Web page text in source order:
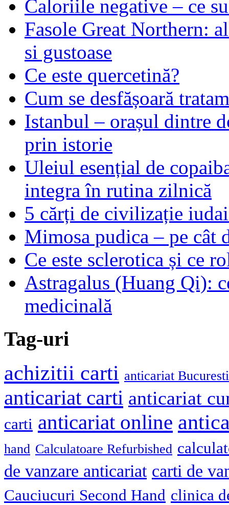
Caloriile negative – ce
Fasole Great Northern:
si gustoase
Ce este quercetină?
Cum se desfășoară
Istanbul – orașul dintre
prin istorie
Uleiul esențial de
integra în rutina zilnică
5 cărți de civilizație
Mimosa pudica – pe cât
Ce este sclerotica și ce
Astragalus (Huang Qi):
medicinală
Tag-uri
achizitii carti anticariat Bucuresti
anticariat carti anticariat
carti anticariat online
hand Calculatoare Refurbished
de vanzare anticariat carti de
Cauciucuri Second Hand clinica